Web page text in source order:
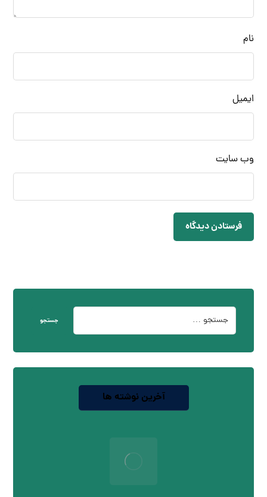
نام
ایمیل
وب‌ سایت
فرستادن دیدگاه
جستجو
آخرین نوشته ها